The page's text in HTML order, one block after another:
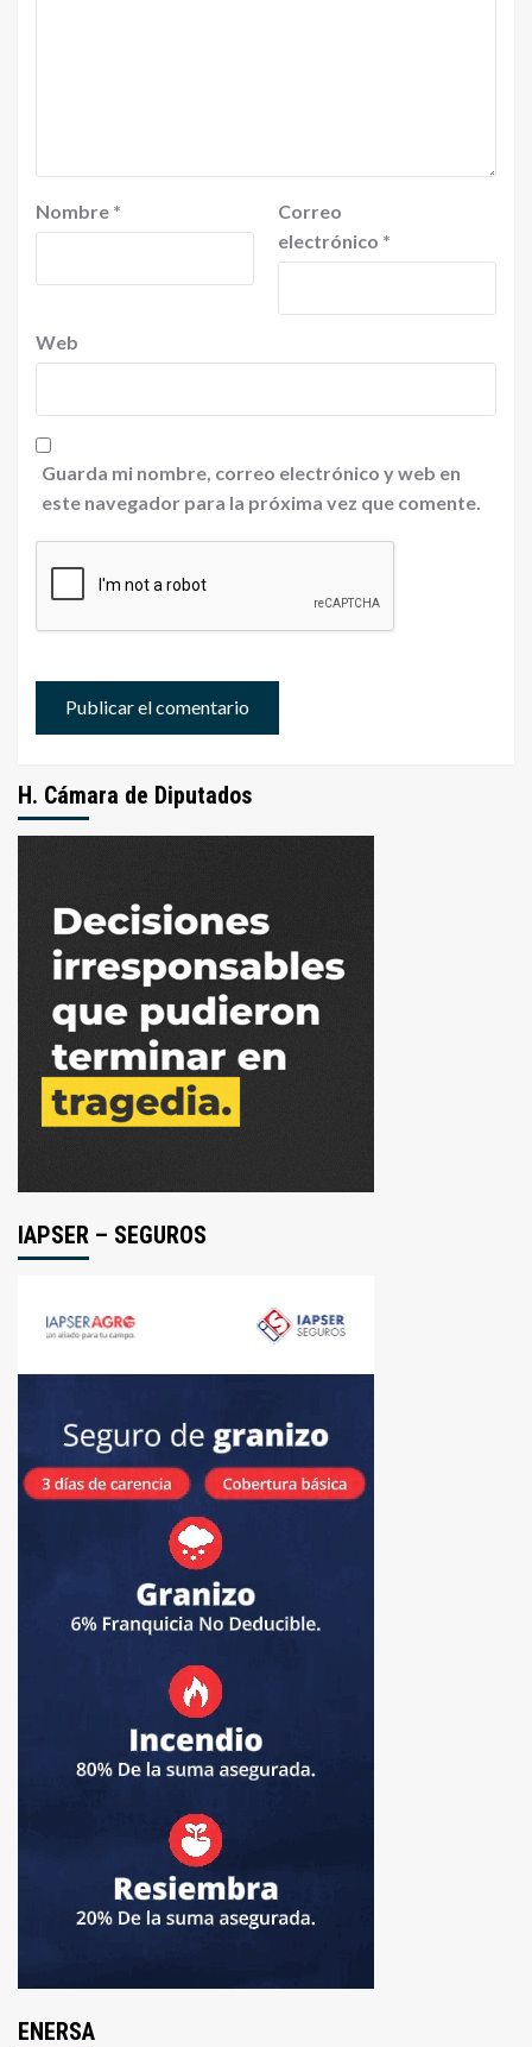
Nombre *
Correo
electrónico *
Web
Guarda mi nombre, correo electrónico y web en
este navegador para la próxima vez que comente.
H. Cámara de Diputados
IAPSER – SEGUROS
ENERSA